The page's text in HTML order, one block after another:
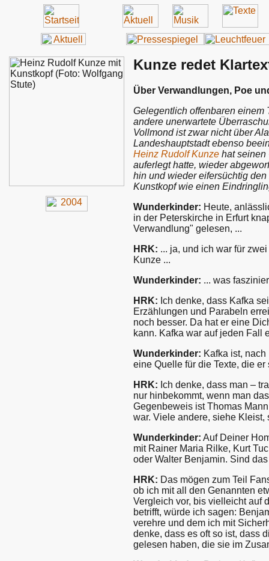
Kunze redet
Über Verwandlungen, Poe
Gelegentlich offenbaren einem
andere unerwartete
Vollmond ist zwar nicht über
Landeshauptstadt ebenso
Heinz Rudolf Kunze hat seinen
auferlegt hatte, wieder
hin und wieder eifersüchtig
Kunstkopf wie einen
Wunderkinder: Heute,
in der Peterskirche in Erfurt
Verwandlung" gelesen, ...
HRK: ... ja, und ich war für
Kunze ...
Wunderkinder: ... was
HRK: Ich denke, dass Kafka
Erzählungen und Parabeln
noch besser. Da hat er eine
kann. Kafka war auf jeden Fall
Wunderkinder: Kafka ist,
eine Quelle für die Texte, die er
HRK: Ich denke, dass man –
nur hinbekommt, wenn man
Gegenbeweis ist Thomas
war. Viele andere, siehe
Wunderkinder: Auf Deiner
mit Rainer Maria Rilke, Kurt
oder Walter Benjamin. Sind
HRK: Das mögen zum Teil
ob ich mit all den Genannten
Vergleich vor, bis vielleicht auf
betrifft, würde ich sagen:
verehre und dem ich mit
denke, dass es oft so ist, dass
gelesen haben, die sie im